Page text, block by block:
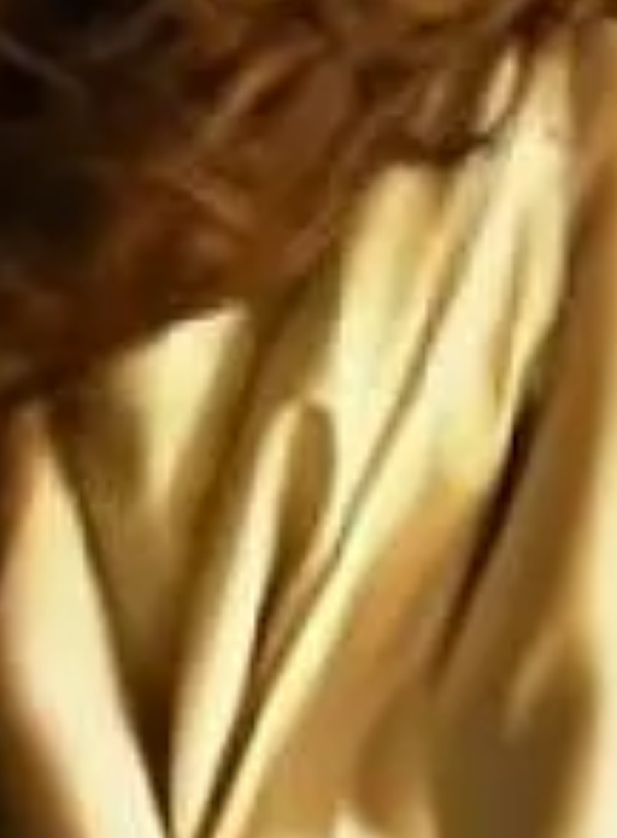
va a caer, ya está cayendo, y si Estados
a México, entonces Estados Unidos caerá
de que Estados Unidos siga siendo
mundial... y el IMPERIO
no durará ni una fracción de lo
nos ataquen, pero si nos atacan los
sean ANIQUILADOS por SUS propias
paradójicas que son más grandes de lo
Satanás